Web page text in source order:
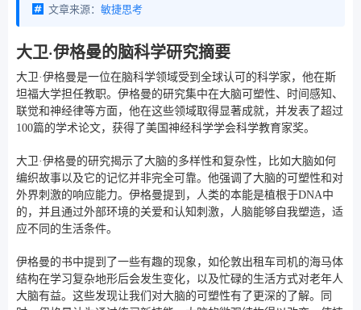
文章来源： 敏捷思考
大卫·伊格曼的脑科学研究摘要
大卫·伊格曼是一位在脑科学领域受到全球认可的科学家，他在斯
坦福大学担任教职。伊格曼的研究集中在大脑可塑性、时间感知、
联觉和神经律等方面，他在这些领域取得显著成就，并发表了超过
100篇的学术论文，获得了美国神经科学学会科学教育家奖。
大卫·伊格曼的研究揭示了大脑的多样性和复杂性，比如大脑如何
编织故事以及它的记忆并非完全可靠。他强调了大脑的可塑性和对
外界刺激的响应能力。伊格曼提到，人类的本能是植根于DNA中
的，并且通过外部环境的关爱和认知刺激，人脑能够自我塑造，适
应不同的生活条件。
伊格曼的书中提到了一些有趣的现象，如伦敦出租车司机的海马体
结构在学习复杂地形后会发生变化，以及忙碌的生活方式对老年人
大脑有益。这些发现让我们对大脑的可塑性有了更深的了解。同